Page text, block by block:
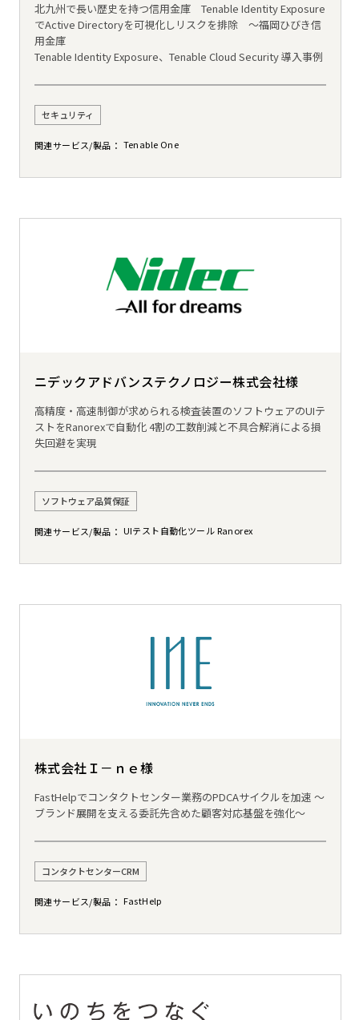
北九州で長い歴史を持つ信用金庫 Tenable Identity Exposure
でActive Directoryを可視化しリスクを排除 ～福岡ひびき信
用金庫
Tenable Identity Exposure、Tenable Cloud Security 導入事例
セキュリティ
関連サービス/製品 Tenable One
ニデックアドバンステクノロジー株式会社様
高精度・高速制御が求められる検査装置のソフトウェアのUIテ
ストをRanorexで自動化 4割の工数削減と不具合解消による損
失回避を実現
ソフトウェア品質保証
関連サービス/製品 UIテスト自動化ツール Ranorex
株式会社Ｉ－ｎｅ様
FastHelpでコンタクトセンター業務のPDCAサイクルを加速 ～
ブランド展開を支える委託先含めた顧客対応基盤を強化～
コンタクトセンターCRM
関連サービス/製品 FastHelp